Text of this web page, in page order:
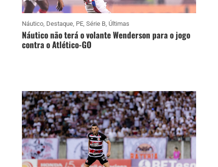
Náutico, Destaque, PE, Série B, Últimas
Náutico não terá o volante Wenderson para o jogo
contra o Atlético-GO